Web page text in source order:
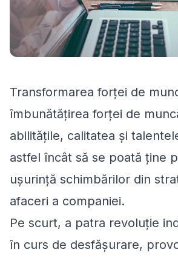
Transformarea forței de
îmbunătățirea forței de
abilitățile, calitatea și
astfel încât să se poată ține
ușurință schimbărilor din
afaceri a companiei.
Pe scurt, a patra revoluție
în curs de desfășurare,